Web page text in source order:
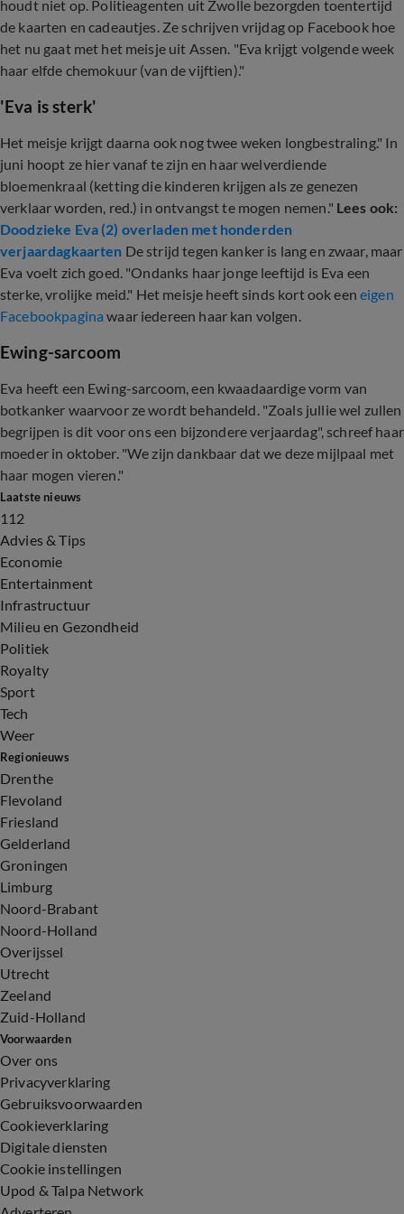
houdt niet op. Politieagenten uit Zwolle bezorgden toentertijd
de kaarten en cadeautjes. Ze schrijven vrijdag op Facebook hoe
het nu gaat met het meisje uit Assen. "Eva krijgt volgende week
haar elfde chemokuur (van de vijftien)."
'Eva is sterk'
Het meisje krijgt daarna ook nog twee weken longbestraling." In
juni hoopt ze hier vanaf te zijn en haar welverdiende
bloemenkraal (ketting die kinderen krijgen als ze genezen
verklaar worden, red.) in ontvangst te mogen nemen." Lees ook:
Doodzieke Eva (2) overladen met honderden
verjaardagkaarten De strijd tegen kanker is lang en zwaar, maar
Eva voelt zich goed. "Ondanks haar jonge leeftijd is Eva een
sterke, vrolijke meid." Het meisje heeft sinds kort ook eeneigen
Facebookpagina waar iedereen haar kan volgen.
Ewing-sarcoom
Eva heeft een Ewing-sarcoom, een kwaadaardige vorm van
botkanker waarvoor ze wordt behandeld. "Zoals jullie wel zullen
begrijpen is dit voor ons een bijzondere verjaardag", schreef haar
moeder in oktober. "We zijn dankbaar dat we deze mijlpaal met
haar mogen vieren."
Laatste nieuws
112
Advies & Tips
Economie
Entertainment
Infrastructuur
Milieu en Gezondheid
Politiek
Royalty
Sport
Tech
Weer
Regionieuws
Drenthe
Flevoland
Friesland
Gelderland
Groningen
Limburg
Noord-Brabant
Noord-Holland
Overijssel
Utrecht
Zeeland
Zuid-Holland
Voorwaarden
Over ons
Privacyverklaring
Gebruiksvoorwaarden
Cookieverklaring
Digitale diensten
Cookie instellingen
Upod & Talpa Network